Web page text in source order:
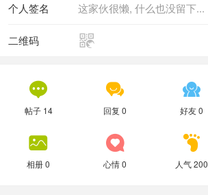
这家伙很懒, 什么也没留下...
个人签名

二维码

帖子 14

回复 0

好友 0

相册 0

心情 0

人气 200